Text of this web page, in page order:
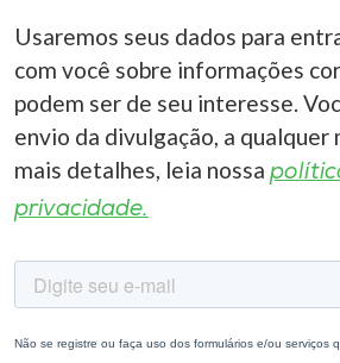
Usaremos seus dados para
com você sobre informações
podem ser de seu interesse.
envio da divulgação, a qualquer
mais detalhes, leia nossa
privacidade.